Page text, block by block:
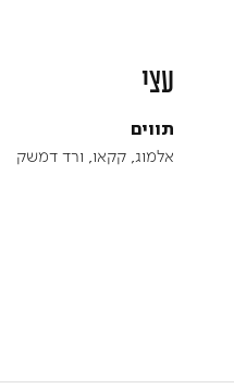
עצי
תווים
אלמוג, קקאו, ורד דמשק